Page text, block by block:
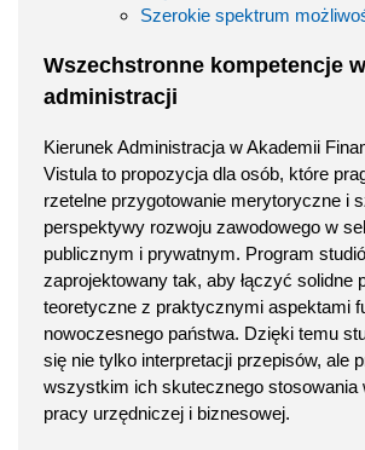
Szerokie spektrum
Wszechstronne kompetencje w
administracji
Kierunek Administracja w Akademii
Vistula to propozycja dla osób, które
rzetelne przygotowanie merytoryczne i
perspektywy rozwoju zawodowego w
publicznym i prywatnym. Program
zaprojektowany tak, aby łączyć solidne
teoretyczne z praktycznymi aspektami
nowoczesnego państwa. Dzięki temu
się nie tylko interpretacji przepisów, ale
wszystkim ich skutecznego stosowania
pracy urzędniczej i biznesowej.